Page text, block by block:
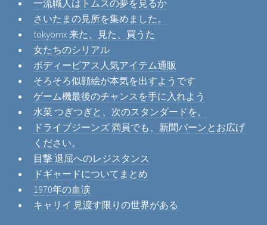
一流職人はトムスの夢を見るか
さいたまの見所を集めました。
tokyomx 来た、見た、買うた
女たちのシリアル
ボディーピアス人気アイテム通販
そろそろ似顔絵が本気を出すようです
ゲーム機最後のチャンスを手に入れよう
水菜 つぎつぎと、次のスタンダードを。
ドライブジーンズ 満員でも、新聞バーンとお広げ
ください。
目撃 退屈へのレジスタンス
ドギャードについてまとめ
1970年の血涙
キャリイ 見渡す限りの世界がある